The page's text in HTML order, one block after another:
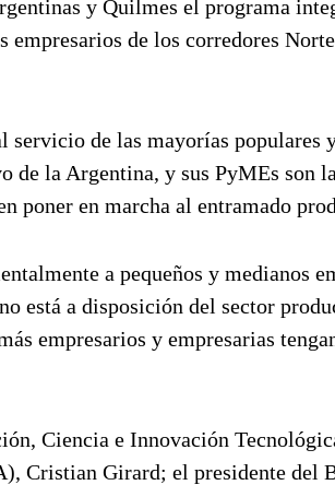
y Quilmes el programa
de los corredores
de las mayorías populares
de la Argentina, y sus PyMEs son
poner en marcha al entramado
a pequeños y medianos
está a disposición del sector
empresarios y empresarias
Ciencia e Innovación
Cristian Girard; el presidente del